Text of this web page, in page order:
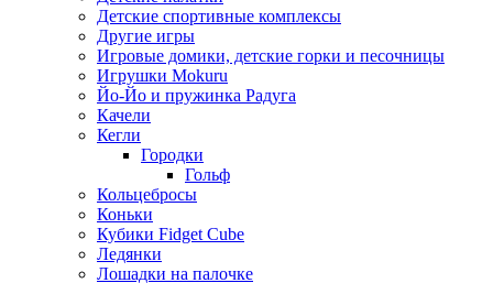
Детские спортивные комплексы
Другие игры
Игровые домики, детские горки и песочницы
Игрушки Mokuru
Йо-Йо и пружинка Радуга
Качели
Кегли
Городки
Гольф
Кольцебросы
Коньки
Кубики Fidget Cube
Ледянки
Лошадки на палочке